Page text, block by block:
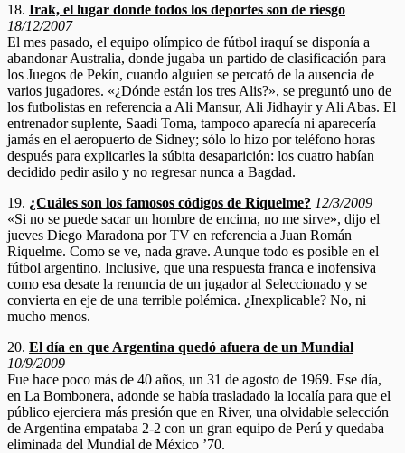
18. Irak, el lugar donde todos los deportes son de riesgo
18/12/2007
El mes pasado, el equipo olímpico de fútbol iraquí se disponía a
abandonar Australia, donde jugaba un partido de clasificación para
los Juegos de Pekín, cuando alguien se percató de la ausencia de
varios jugadores. «¿Dónde están los tres Alis?», se preguntó uno de
los futbolistas en referencia a Ali Mansur, Ali Jidhayir y Ali Abas. El
entrenador suplente, Saadi Toma, tampoco aparecía ni aparecería
jamás en el aeropuerto de Sidney; sólo lo hizo por teléfono horas
después para explicarles la súbita desaparición: los cuatro habían
decidido pedir asilo y no regresar nunca a Bagdad.
19. ¿Cuáles son los famosos códigos de Riquelme? 12/3/2009
«Si no se puede sacar un hombre de encima, no me sirve», dijo el
jueves Diego Maradona por TV en referencia a Juan Román
Riquelme. Como se ve, nada grave. Aunque todo es posible en el
fútbol argentino. Inclusive, que una respuesta franca e inofensiva
como esa desate la renuncia de un jugador al Seleccionado y se
convierta en eje de una terrible polémica. ¿Inexplicable? No, ni
mucho menos.
20. El día en que Argentina quedó afuera de un Mundial
10/9/2009
Fue hace poco más de 40 años, un 31 de agosto de 1969. Ese día,
en La Bombonera, adonde se había trasladado la localía para que el
público ejerciera más presión que en River, una olvidable selección
de Argentina empataba 2-2 con un gran equipo de Perú y quedaba
eliminada del Mundial de México ’70.